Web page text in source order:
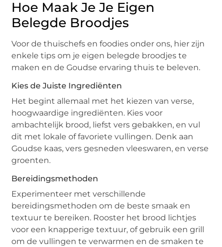
Hoe Maak Je Je Eigen
Belegde Broodjes
Voor de thuischefs en foodies onder ons, hier zijn
enkele tips om je eigen belegde broodjes te
maken en de Goudse ervaring thuis te beleven.
Kies de Juiste Ingrediënten
Het begint allemaal met het kiezen van verse,
hoogwaardige ingrediënten. Kies voor
ambachtelijk brood, liefst vers gebakken, en vul
dit met lokale of favoriete vullingen. Denk aan
Goudse kaas, vers gesneden vleeswaren, en verse
groenten.
Bereidingsmethoden
Experimenteer met verschillende
bereidingsmethoden om de beste smaak en
textuur te bereiken. Rooster het brood lichtjes
voor een knapperige textuur, of gebruik een grill
om de vullingen te verwarmen en de smaken te